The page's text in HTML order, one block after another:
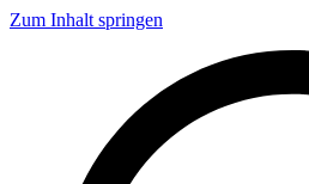
Zum Inhalt springen